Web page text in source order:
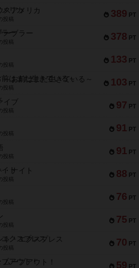
389 PT
スアメリカ
投稿
378 PT
ーブラー
投稿
133 PT
投稿
103 PT
お前はまだ生きている～
投稿
97 PT
イブ
投稿
91 PT
投稿
91 PT
投稿
88 PT
・ナイト
投稿
76 PT
投稿
75 PT
投稿
70 PT
ト・エクスプレス
投稿
59 PT
ーブアウト！